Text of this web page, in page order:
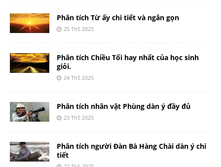
Phân tích Từ ấy chi tiết và ngắn gọn
25 Th5 2025
Phân tích Chiều Tối hay nhất của học sinh
giỏi.
24 Th5 2025
Phân tích nhân vật Phùng dàn ý đầy đủ
23 Th5 2025
Phân tích người Đàn Bà Hàng Chài dàn ý chi
tiết